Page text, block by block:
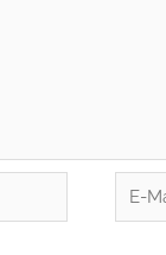
E-
Mail*